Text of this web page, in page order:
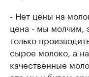
- Нет цены на
цена - мы молчим,
только
сырое молоко, а
качественные